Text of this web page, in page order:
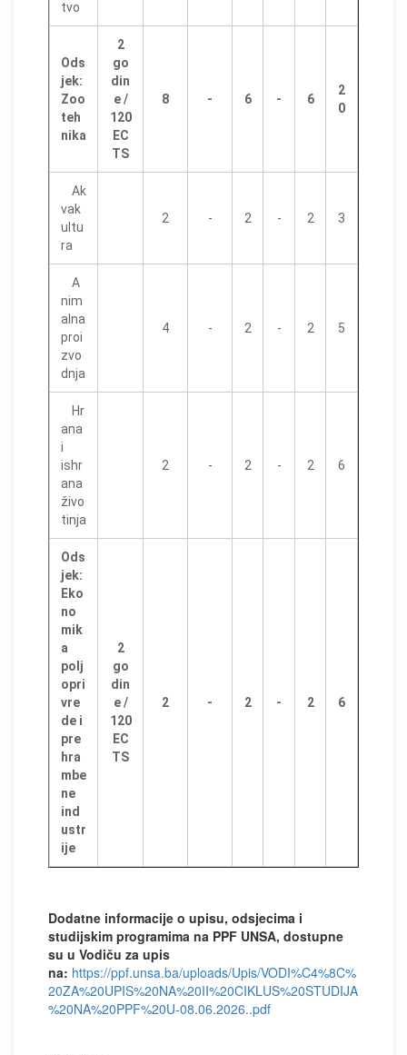
tvo
Ods
jek:
Zoo
teh
nika
2
go
din
e /
120
EC
TS
8 - 6 - 6
2
0
Ak
vak
ultu
ra
2 - 2 - 2 3
A
nim
alna
proi
zvo
dnja
4 - 2 - 2 5
Hr
ana
i
ishr
ana
živo
tinja
2 - 2 - 2 6
Ods
jek:
Eko
no
mik
a
polj
opri
vre
de i
pre
hra
mbe
ne
ind
ustr
ije
2
go
din
e /
120
EC
TS
2 - 2 - 2 6
Dodatne informacije o upisu, odsjecima i
studijskim programima na PPF UNSA, dostupne
su u Vodiču za upis
na: https://ppf.unsa.ba/uploads/Upis/VODI%C4%8C%
20ZA%20UPIS%20NA%20II%20CIKLUS%20STUDIJA
%20NA%20PPF%20U-08.06.2026..pdf